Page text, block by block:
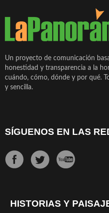
Un proyecto de comunicación
honestidad y transparencia a la
cuándo, cómo, dónde y por qué.
y sencilla.
SÍGUENOS EN LAS
HISTORIAS Y